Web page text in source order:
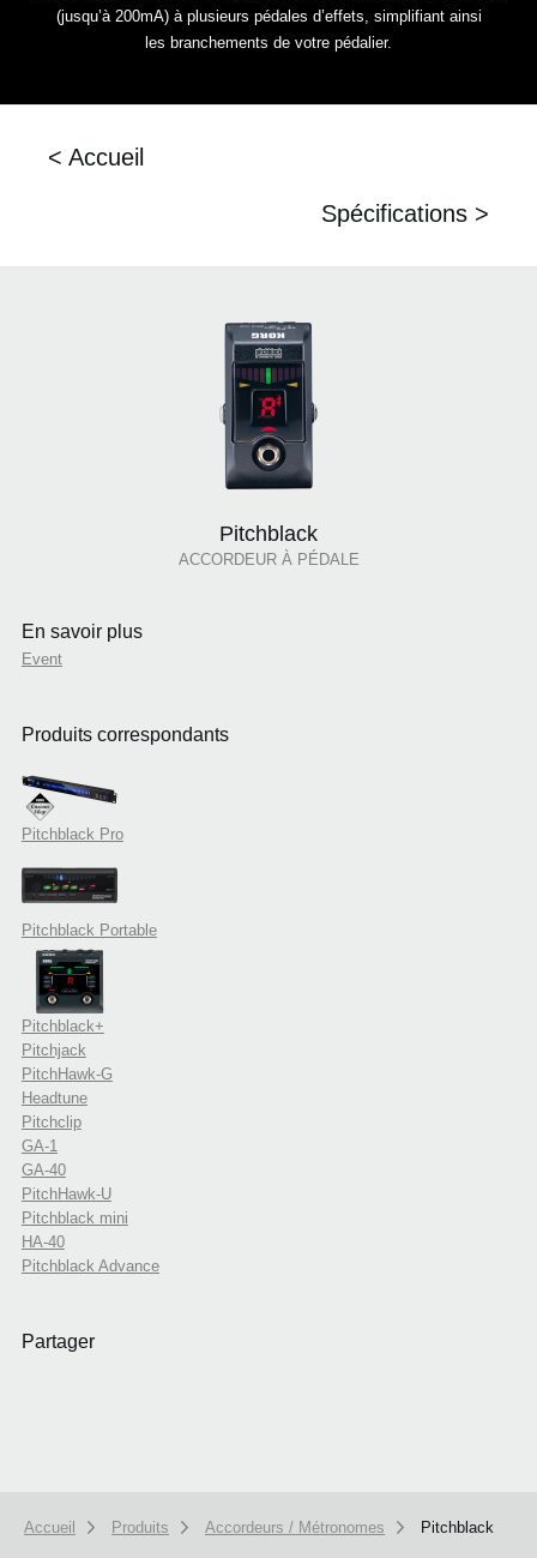
(jusqu’à 200mA) à plusieurs pédales d’effets, simplifiant ainsi
les branchements de votre pédalier.
< Accueil
Spécifications >
Pitchblack
ACCORDEUR À PÉDALE
En savoir plus
Event
Produits correspondants
Pitchblack Pro
Pitchblack Portable
Pitchblack+
Pitchjack
PitchHawk-G
Headtune
Pitchclip
GA-1
GA-40
PitchHawk-U
Pitchblack mini
HA-40
Pitchblack Advance
Partager
Accueil Produits Accordeurs / Métronomes Pitchblack